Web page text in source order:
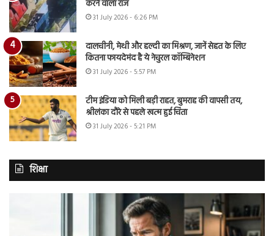
करने वाला राज
31 July 2026 - 6:26 PM
दालचीनी, मेथी और हल्दी का मिश्रण, जानें सेहत के लिए
कितना फायदेमंद है ये नेचुरल कॉम्बिनेशन
31 July 2026 - 5:57 PM
टीम इंडिया को मिली बड़ी राहत, बुमराह की वापसी तय,
श्रीलंका दौरे से पहले खत्म हुई चिंता
31 July 2026 - 5:21 PM
शिक्षा